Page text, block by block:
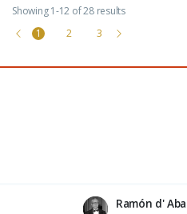
Showing 1-12 of 28 results
1
2 3
Ramón d'